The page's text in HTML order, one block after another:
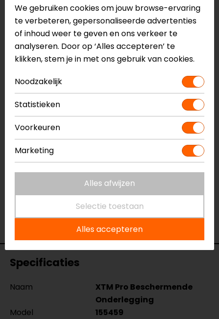
Baselayer Pro
Beschermende motoronderkleding
XTM monolaagconstructie
Ademend
Multistretch
XTM-cool fiber
Skinny fit
CE EN17092, level AAA
Meer informatie nodig?
Heb je meer informatie nodig over dit product?
Neem dancontact
met ons op of kom langs in één
vanonze winkelsin Breda, Capelle aan den IJssel,
Eindhoven, Vianen of Apeldoorn. In de winkels kun je
het product bekijken & passen en staan onze
verkoopmedewerkers voor je klaar met advies.
Bekijk onze anderebeschermende onderkleding.
Specificaties
Naam
XTM Pro Beschermende
Onderlegging
Model
155459
We gebruiken cookies om jouw browse-ervaring
te verbeteren, gepersonaliseerde advertenties
of inhoud weer te geven en ons verkeer te
analyseren. Door op ‘Alles accepteren’ te
klikken, stem je in met ons gebruik van cookies.
Noodzakelijk
Statistieken
Voorkeuren
Marketing
Alles afwijzen
Selectie toestaan
Alles accepteren